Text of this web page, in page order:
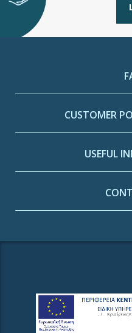
CUSTOMER
USEFUL